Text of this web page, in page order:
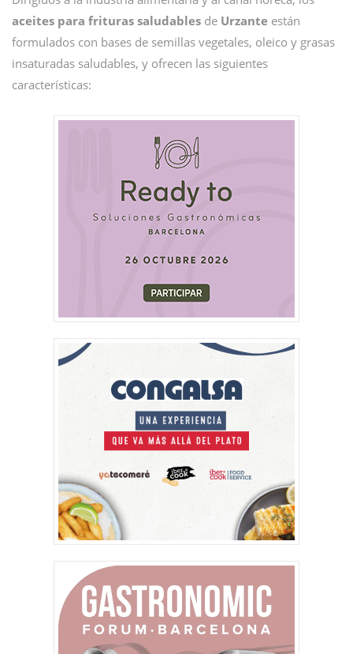
aceites para frituras saludables de Urzante están
formulados con bases de semillas vegetales, oleico y grasas
insaturadas saludables, y ofrecen las siguientes
características: